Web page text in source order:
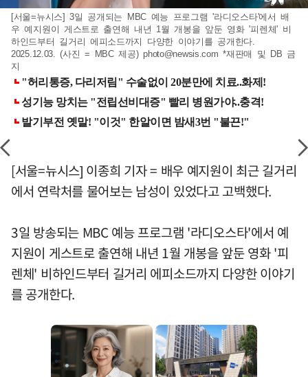
[서울=뉴시스] 3일 공개되는 MBC 예능 프로그램 '라디오스타'에서 배
우 예지원이 게스트로 출연해 내년 1월 개봉을 앞둔 영화 '피렌체' 비
하인드부터 길거리 에피소드까지 다양한 이야기를 공개한다.
2025.12.03. (사진 = MBC 제공)photo@newsis.com *재판매 및 DB 금
지
[서울=뉴시스] 이종희 기자 = 배우 예지원이 최근 길거리
에서 연락처를 물어보는 남성이 있었다고 고백했다.
3일 방송되는 MBC 예능 프로그램 '라디오스타'에서 예
지원이 게스트로 출연해 내년 1월 개봉을 앞둔 영화 '피
렌체' 비하인드부터 길거리 에피소드까지 다양한 이야기
를 공개한다.